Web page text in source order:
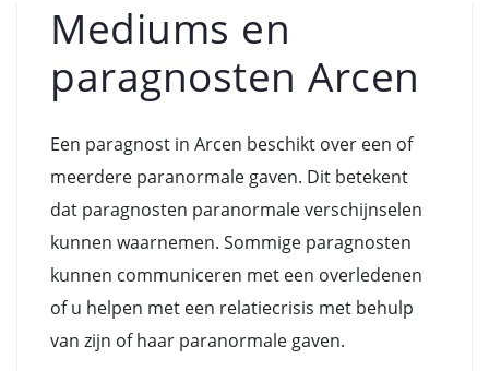
Mediums en
paragnosten Arcen
Een paragnost in Arcen beschikt over een of
meerdere paranormale gaven. Dit betekent
dat paragnosten paranormale verschijnselen
kunnen waarnemen. Sommige paragnosten
kunnen communiceren met een overledenen
of u helpen met een relatiecrisis met behulp
van zijn of haar paranormale gaven.